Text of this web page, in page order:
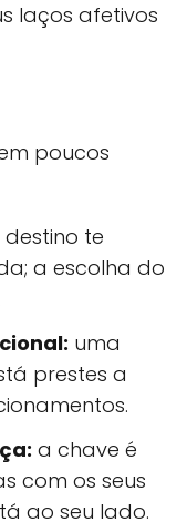
laços afetivos
poucos
destino te
a escolha do
uma
prestes a
a chave é
com os seus
ao seu lado.